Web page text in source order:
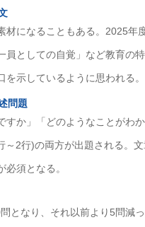
材になることもある。2025
としての自覚」など教育の
を示しているように思われる。
問題
すか」「どのようなことが
2行)の両方が出題される。
須となる。
となり、それ以前より5問減